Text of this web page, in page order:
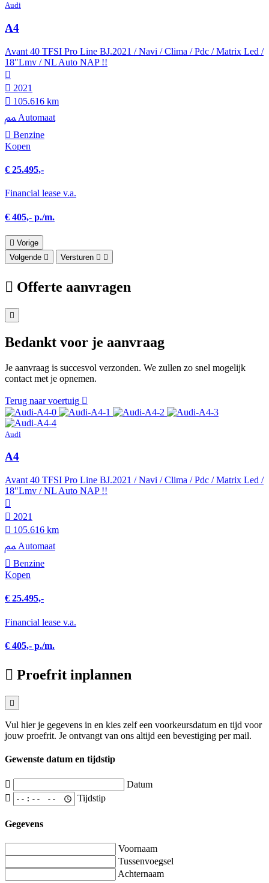
Audi
A4
Avant 40 TFSI Pro Line BJ.2021 / Navi / Clima / Pdc / Matrix Led /
18"Lmv / NL Auto NAP !!
2021
105.616 km
Automaat
Benzine
Kopen
€ 25.495,-
Financial lease v.a.
€ 405,- p./m.
Vorige
Volgende
Versturen
Offerte aanvragen
Bedankt voor je aanvraag
Je aanvraag is succesvol verzonden. We zullen zo snel mogelijk
contact met je opnemen.
Terug naar voertuig
Audi
A4
Avant 40 TFSI Pro Line BJ.2021 / Navi / Clima / Pdc / Matrix Led /
18"Lmv / NL Auto NAP !!
2021
105.616 km
Automaat
Benzine
Kopen
€ 25.495,-
Financial lease v.a.
€ 405,- p./m.
Proefrit inplannen
Vul hier je gegevens in en kies zelf een voorkeursdatum en tijd voor
jouw proefrit. Je ontvangt van ons altijd een bevestiging per mail.
Gewenste datum en tijdstip
Datum
Tijdstip
Gegevens
Voornaam
Tussenvoegsel
Achternaam